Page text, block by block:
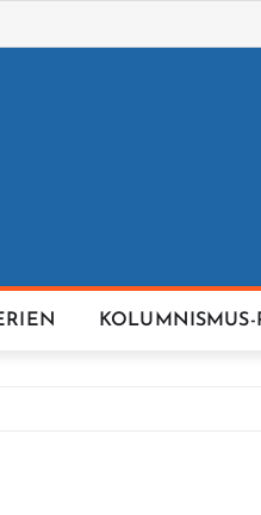
KOLUMNISMUS-